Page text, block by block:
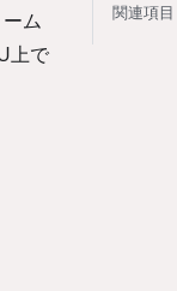
ム
上で
関連項目